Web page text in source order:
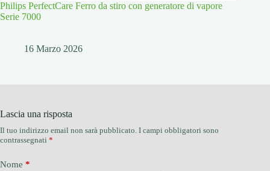
Philips PerfectCare Ferro da stiro con generatore di vapore
Serie 7000
16 Marzo 2026
Lascia una risposta
Il tuo indirizzo email non sarà pubblicato. I campi obbligatori sono
contrassegnati *
Nome *